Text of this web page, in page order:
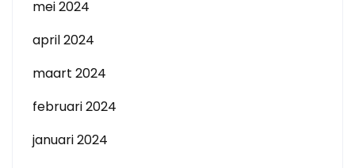
mei 2024
april 2024
maart 2024
februari 2024
januari 2024